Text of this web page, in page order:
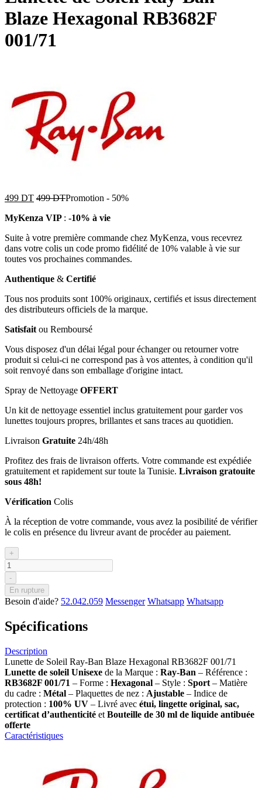
Blaze Hexagonal RB3682F
001/71
499 DT 499DTPromotion - 50%
MyKenza VIP : -10% à vie
Suite à votre première commande chez MyKenza, vous recevrez
dans votre colis un code promo fidélité de 10% valable à vie sur
toutes vos prochaines commandes.
Authentique & Certifié
Tous nos produits sont 100% originaux, certifiés et issus directement
des distributeurs officiels de la marque.
Satisfait ou Remboursé
Vous disposez d'un délai légal pour échanger ou retourner votre
produit si celui-ci ne correspond pas à vos attentes, à condition qu'il
soit renvoyé dans son emballage d'origine intact.
Spray de Nettoyage OFFERT
Un kit de nettoyage essentiel inclus gratuitement pour garder vos
lunettes toujours propres, brillantes et sans traces au quotidien.
Livraison Gratuite 24h/48h
Profitez des frais de livraison offerts. Votre commande est expédiée
gratuitement et rapidement sur toute la Tunisie. Livraison gratouite
sous 48h!
Vérification Colis
À la réception de votre commande, vous avez la posibilité de vérifier
le colis en présence du livreur avant de procéder au paiement.
+
-
En rupture
Besoin d'aide? 52.042.059 Messenger Whatsapp Whatsapp
Spécifications
Description
Lunette de Soleil Ray-Ban Blaze Hexagonal RB3682F 001/71
Lunette de soleil Unisexe de la Marque : Ray-Ban – Référence :
RB3682F 001/71 – Forme : Hexagonal – Style : Sport – Matière
du cadre : Métal – Plaquettes de nez : Ajustable – Indice de
protection : 100% UV – Livré avec étui, lingette original, sac,
certificat d’authenticité et Bouteille de 30 ml de liquide antibuée
offerte
Caractéristiques